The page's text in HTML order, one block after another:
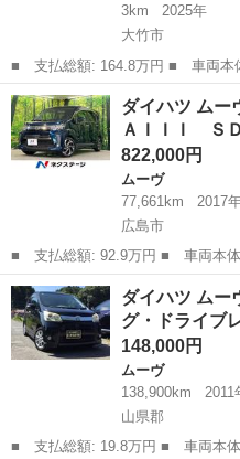
3km
2025年
大竹市
■ 支払総額: 164.8万円 ■ 車両本体価格： 1,548,000 円 ■ メーカ
ー名： ダイハツ ■ 車種名：
出済未使用車 両側電動スライド
キングセ...
広島 大竹市 ムーヴ
ダイハツ ム
ＡＩＩＩ Ｓ
822,000円
ムーヴ
77,661km
2017
広島市
■ 支払総額: 92.9万円 ■ 車両本体価格： 822,000 円 ■ メーカー
名： ダイハツ ■ 車種名： ム
ＲＳ ハイパーＳＡＩＩＩ ＳＤ
減システム ...
広島 広島市 ムーヴ
ダイハツ ム
グ・ドライブ
148,000円
ムーヴ
138,900km
2011
山県郡
■ 支払総額: 19.8万円 ■ 車両本体価格： 148,000 円 ■ メーカー